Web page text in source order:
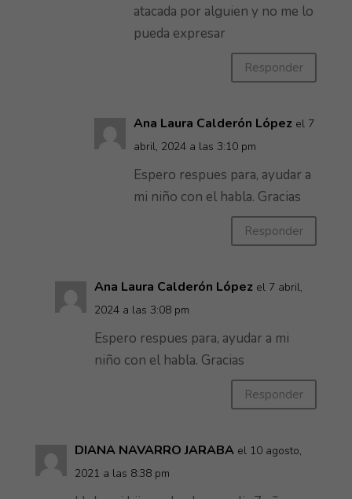
atacada por alguien y no me lo
pueda expresar
Responder
Ana Laura Calderón López el 7
abril, 2024 a las 3:10 pm
Espero respues para, ayudar a
mi niño con el habla. Gracias
Responder
Ana Laura Calderón López el 7 abril,
2024 a las 3:08 pm
Espero respues para, ayudar a mi
niño con el habla. Gracias
Responder
DIANA NAVARRO JARABA el 10 agosto,
2021 a las 8:38 pm